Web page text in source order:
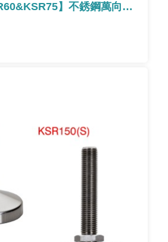
【KSR50&KSR60&KSR75】不銹鋼萬向腳座